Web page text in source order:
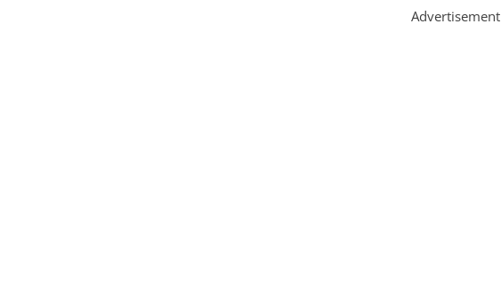
Advertisement